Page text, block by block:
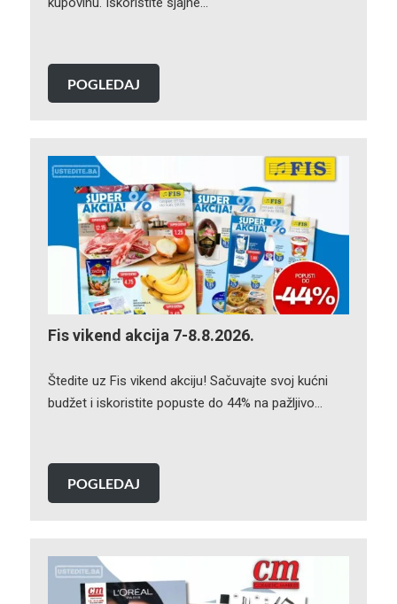
POGLEDAJ
Fis vikend akcija 7-8.8.2026.
Štedite uz Fis vikend akciju! Sačuvajte svoj kućni
budžet i iskoristite popuste do 44% na pažljivo…
POGLEDAJ